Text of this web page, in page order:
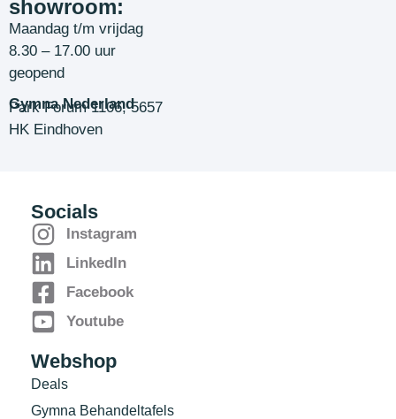
showroom:
Maandag t/m vrijdag
8.30 – 17.00 uur
geopend
Gymna Nederland
Park Forum 1106, 5657
HK Eindhoven
Socials
Instagram
LinkedIn
Facebook
Youtube
Webshop
Deals
Gymna Behandeltafels